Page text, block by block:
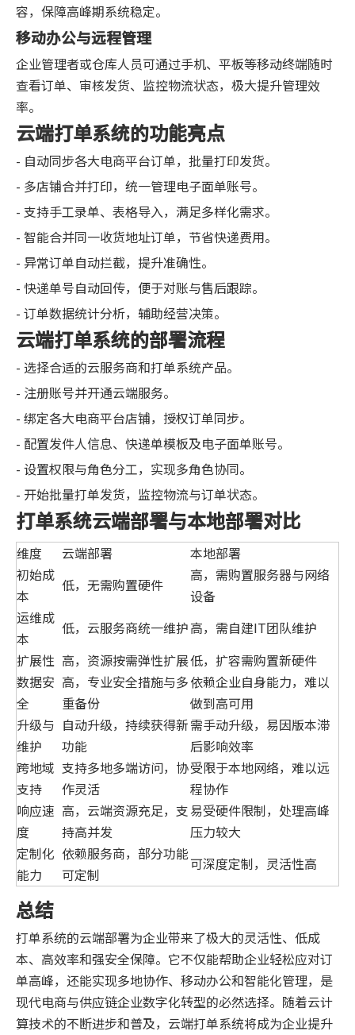
容，保障高峰期系统稳定。
移动办公与远程管理
企业管理者或仓库人员可通过手机、平板等移动终端随时
查看订单、审核发货、监控物流状态，极大提升管理效
率。
云端打单系统的功能亮点
- 自动同步各大电商平台订单，批量打印发货。
- 多店铺合并打印，统一管理电子面单账号。
- 支持手工录单、表格导入，满足多样化需求。
- 智能合并同一收货地址订单，节省快递费用。
- 异常订单自动拦截，提升准确性。
- 快递单号自动回传，便于对账与售后跟踪。
- 订单数据统计分析，辅助经营决策。
云端打单系统的部署流程
- 选择合适的云服务商和打单系统产品。
- 注册账号并开通云端服务。
- 绑定各大电商平台店铺，授权订单同步。
- 配置发件人信息、快递单模板及电子面单账号。
- 设置权限与角色分工，实现多角色协同。
- 开始批量打单发货，监控物流与订单状态。
打单系统云端部署与本地部署对比
维度 云端部署
本地部署
初始成
本
低，无需购置硬件
高，需购置服务器与网络
设备
运维成
本
低，云服务商统一维护高，需自建IT团队维护
扩展性 高，资源按需弹性扩展低，扩容需购置新硬件
数据安
全
高，专业安全措施与多
重备份
依赖企业自身能力，难以
做到高可用
升级与
维护
自动升级，持续获得新
功能
需手动升级，易因版本滞
后影响效率
跨地域
支持
支持多地多端访问，协
作灵活
受限于本地网络，难以远
程协作
响应速
度
高，云端资源充足，支
持高并发
易受硬件限制，处理高峰
压力较大
定制化
能力
依赖服务商，部分功能
可定制
可深度定制，灵活性高
总结
打单系统的云端部署为企业带来了极大的灵活性、低成
本、高效率和强安全保障。它不仅能帮助企业轻松应对订
单高峰，还能实现多地协作、移动办公和智能化管理，是
现代电商与供应链企业数字化转型的必然选择。随着云计
算技术的不断进步和普及，云端打单系统将成为企业提升